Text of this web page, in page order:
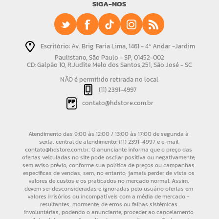
SIGA-NOS
Escritório: Av. Brig. Faria Lima, 1461 - 4º Andar -Jardim
Paulistano, São Paulo - SP, 01452-002
CD: Galpão 10, R.Judite Melo dos Santos,251, São José - SC
NÃO é permitido retirada no local
(11) 2391-4997
contato@hdstore.com.br